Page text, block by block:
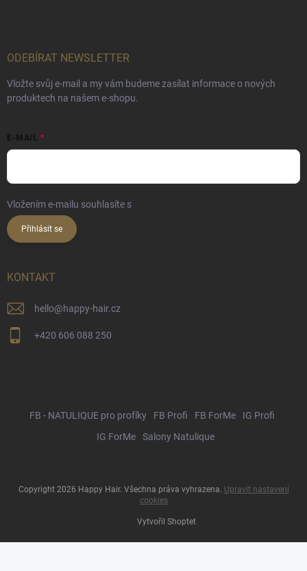
ODEBÍRAT NEWSLETTER
Vložte svůj e-mail a my vám budeme zasílat informace o nových
produktech na našem e-shopu.
E-MAIL
Vložením e-mailu souhlasíte s
Přihlásit se
KONTAKT
hello@happy-hair.cz
+420 606 088 250
FB - NATULIQUE pro profíky FB Profi FB ForMe
IG Profi
IG ForMe
Salony Natulique
Vytvořil Shoptet
Copyright 2026 Happy Hair. Všechna práva vyhrazena. Upravit nastavení
cookies